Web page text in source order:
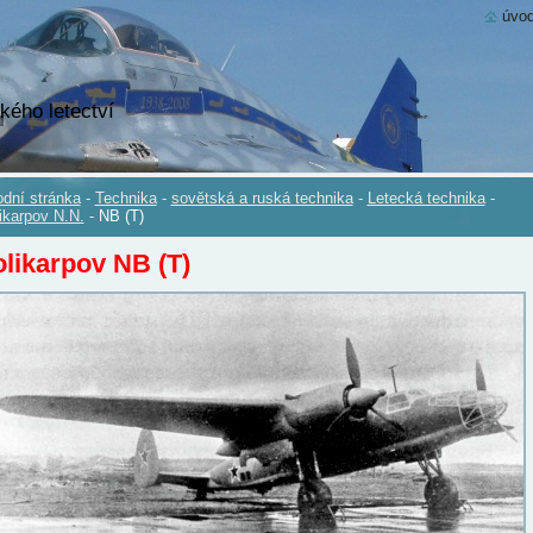
letectví
stránka - Technika - sovětská a ruská technika - Letecká technika -
N.N. - NB (T)
NB (T)